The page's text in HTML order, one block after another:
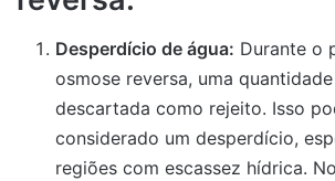
Desperdício de água: Durante o
osmose reversa, uma
descartada como rejeito. Isso
considerado um desperdício,
regiões com escassez hídrica.